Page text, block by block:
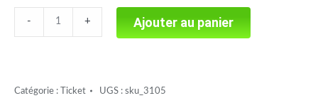
rêve
quantité
- + Ajouter au panier
Catégorie : Ticket UGS : sku_3105